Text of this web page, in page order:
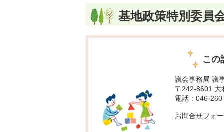
基地政策特別委員
この
議会事務局 議
〒242-8601
電話：046-
お問合せフォ